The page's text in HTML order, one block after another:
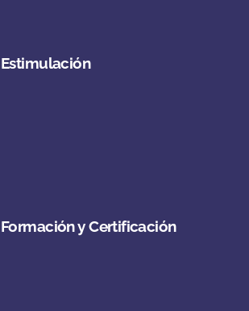
Estimulación
Formación y Certificación